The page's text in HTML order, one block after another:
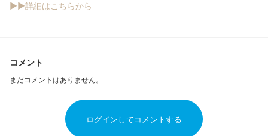
▶▶詳細はこちらから
コメント
まだコメントはありません。
ログインしてコメントする